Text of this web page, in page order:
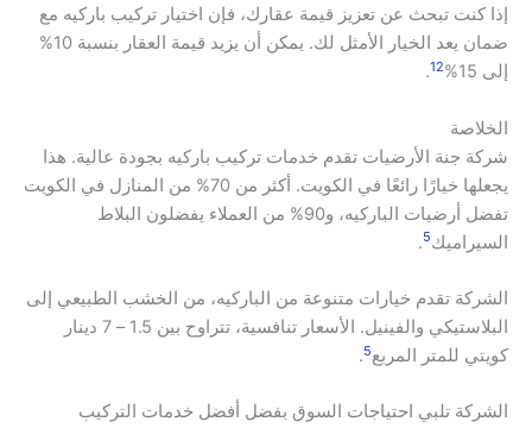
إذا كنت تبحث عن تعزيز قيمة عقارك، فإن اختيار تركيب باركيه مع
ضمان يعد الخيار الأمثل لك. يمكن أن يزيد قيمة العقار بنسبة 10%
إلى 15%
12
.
الخلاصة
شركة جنة الأرضيات تقدم خدمات تركيب باركيه بجودة عالية. هذا
يجعلها خيارًا رائعًا في الكويت. أكثر من 70% من المنازل في الكويت
تفضل أرضيات الباركيه، و90% من العملاء يفضلون البلاط
السيراميك5
.
الشركة تقدم خيارات متنوعة من الباركيه، من الخشب الطبيعي إلى
البلاستيكي والفينيل. الأسعار تنافسية، تتراوح بين 1.5 – 7 دينار
كويتي للمتر المربع5
.
الشركة تلبي احتياجات السوق بفضل أفضل خدمات التركيب